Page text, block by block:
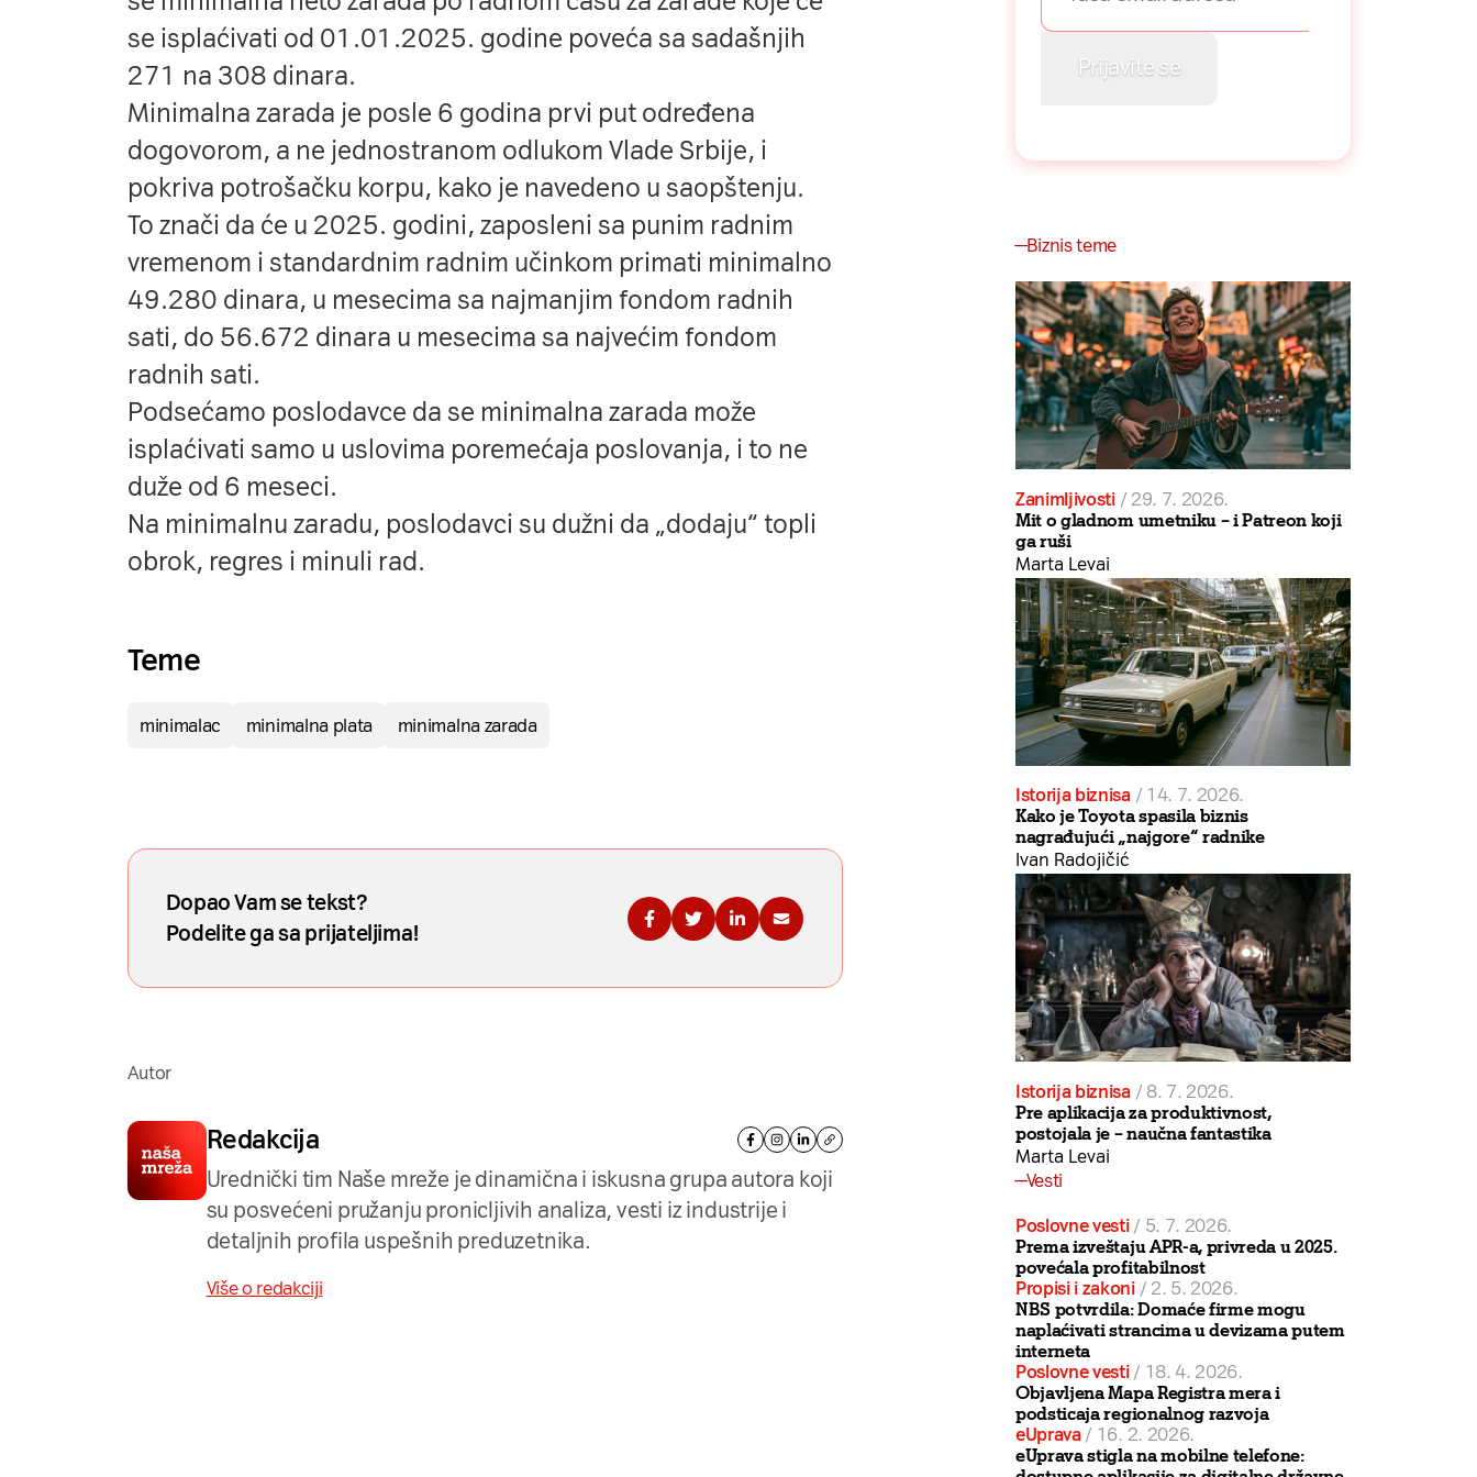
se isplaćivati od 01.01.2025. godine poveća sa sadašnjih
271 na 308 dinara.
Minimalna zarada je posle 6 godina prvi put određena
dogovorom, a ne jednostranom odlukom Vlade Srbije, i
pokriva potrošačku korpu, kako je navedeno u saopštenju.
To znači da će u 2025. godini, zaposleni sa punim radnim
vremenom i standardnim radnim učinkom primati minimalno
49.280 dinara, u mesecima sa najmanjim fondom radnih
sati, do 56.672 dinara u mesecima sa najvećim fondom
radnih sati.
Podsećamo poslodavce da se minimalna zarada može
isplaćivati samo u uslovima poremećaja poslovanja, i to ne
duže od 6 meseci.
Na minimalnu zaradu, poslodavci su dužni da „dodaju“ topli
obrok, regres i minuli rad.
Teme
minimalac minimalna plata minimalna zarada
Dopao Vam se tekst?
Podelite ga sa prijateljima!
Podelite na Fejsbuku
Podelite na Tviteru
Podelite na Linkdinu
Podelite na imejl
Autor
Redakcija
Urednički tim Naše mreže je dinamična i iskusna grupa autora koji
su posvećeni pružanju pronicljivih analiza, vesti iz industrije i
detaljnih profila uspešnih preduzetnika.
Više o redakciji
Biznis teme
Zanimljivosti / 29. 7. 2026.
Mit o gladnom umetniku – i Patreon koji
ga ruši
Marta Levai
Istorija biznisa / 14. 7. 2026.
Kako je Toyota spasila biznis
nagrađujući „najgore“ radnike
Ivan Radojičić
Istorija biznisa / 8. 7. 2026.
Pre aplikacija za produktivnost,
postojala je – naučna fantastika
Marta Levai
Vesti
Poslovne vesti / 5. 7. 2026.
Prema izveštaju APR-a, privreda u 2025.
povećala profitabilnost
Propisi i zakoni / 2. 5. 2026.
NBS potvrdila: Domaće firme mogu
naplaćivati strancima u devizama putem
interneta
Poslovne vesti / 18. 4. 2026.
Objavljena Mapa Registra mera i
podsticaja regionalnog razvoja
eUprava / 16. 2. 2026.
eUprava stigla na mobilne telefone: